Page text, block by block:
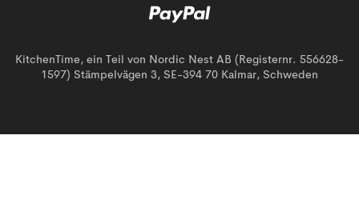
KitchenTime, ein Teil von Nordic Nest AB (Registernr. 556628-
1597) Stämpelvägen 3, SE-394 70 Kalmar, Schweden